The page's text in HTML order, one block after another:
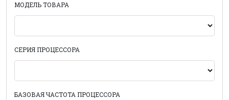
МОДЕЛЬ ТОВАРА
СЕРИЯ ПРОЦЕССОРА
БАЗОВАЯ ЧАСТОТА ПРОЦЕССОРА